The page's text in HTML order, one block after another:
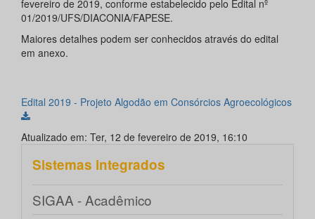
fevereiro de 2019, conforme estabelecido pelo Edital nº
01/2019/UFS/DIACONIA/FAPESE.
Maiores detalhes podem ser conhecidos através do edital
em anexo.
Edital 2019 - Projeto Algodão em Consórcios Agroecológicos
Atualizado em: Ter, 12 de fevereiro de 2019, 16:10
Sistemas integrados
SIGAA - Acadêmico